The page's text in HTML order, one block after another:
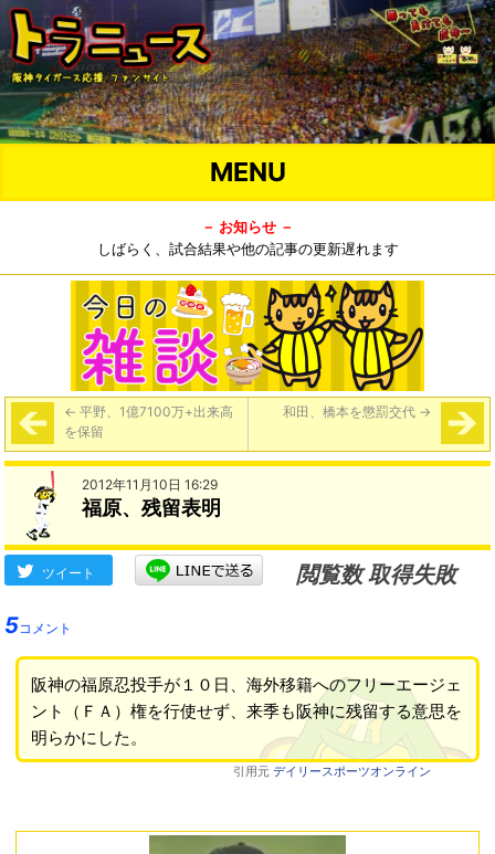
MENU
－ お知らせ －
しばらく、試合結果や他の記事の更新遅れます
← 平野、1億7100万+出来高
を保留
和田、橋本を懲罰交代 →
2012年11月10日 16:29
福原、残留表明
ツイート
閲覧数 取得失敗
5コメント
阪神の福原忍投手が１０日、海外移籍へのフリーエージェ
ント（ＦＡ）権を行使せず、来季も阪神に残留する意思を
明らかにした。
引用元 デイリースポーツオンライン